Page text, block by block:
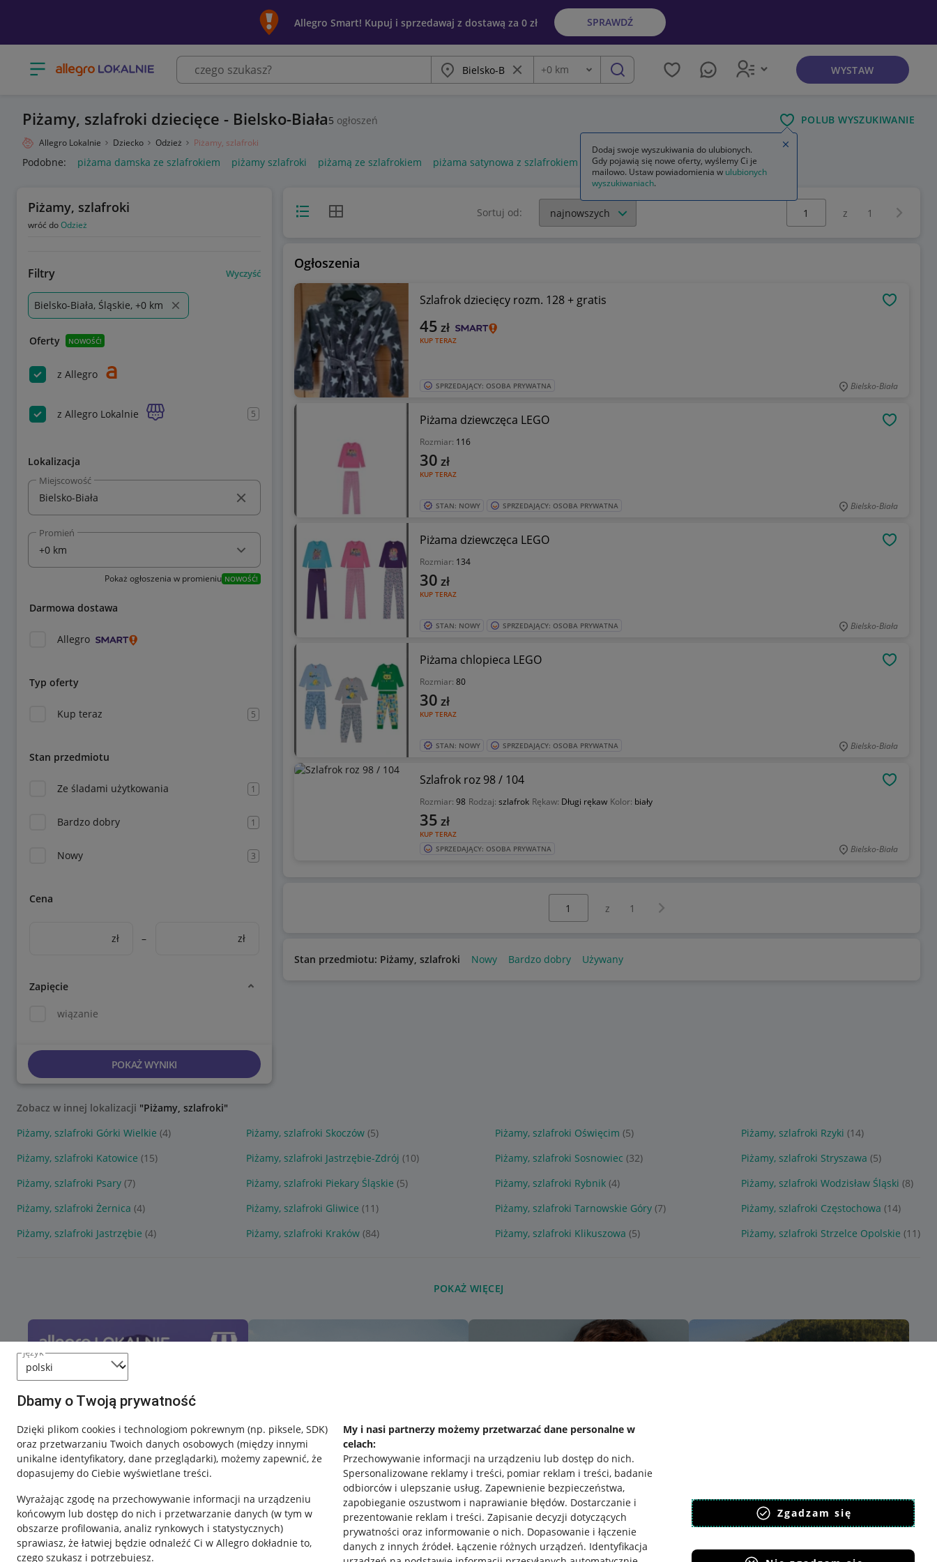
język
Dbamy o Twoją prywatność
Dzięki plikom cookies i technologiom pokrewnym (np. piksele, SDK)
oraz przetwarzaniu Twoich danych osobowych (między innymi
unikalne identyfikatory, dane przeglądarki), możemy zapewnić, że
dopasujemy do Ciebie wyświetlane treści.
Wyrażając zgodę na przechowywanie informacji na urządzeniu
końcowym lub dostęp do nich i przetwarzanie danych (w tym w
obszarze profilowania, analiz rynkowych i statystycznych)
sprawiasz, że łatwiej będzie odnaleźć Ci w Allegro dokładnie to,
czego szukasz i potrzebujesz.
My i nasi partnerzy możemy przetwarzać dane personalne w
celach:
Przechowywanie informacji na urządzeniu lub dostęp do nich.
Spersonalizowane reklamy i treści, pomiar reklam i treści, badanie
odbiorców i ulepszanie usług. Zapewnienie bezpieczeństwa,
zapobieganie oszustwom i naprawianie błędów. Dostarczanie i
prezentowanie reklam i treści. Zapisanie decyzji dotyczących
prywatności oraz informowanie o nich. Dopasowanie i łączenie
danych z innych źródeł. Łączenie różnych urządzeń. Identyfikacja
Zgadzam się
Allegro Smart! Kupuj i sprzedawaj z dostawą za 0 zł SPRAWDŹ
Otwórz menu z kategoriami Miasto Wyczyść frazę
Odległość
+0 km szukaj WYSTAW
Piżamy, szlafroki dziecięce - Bielsko-Biała5 ogłoszeń POLUB WYSZUKIWANIE
Allegro Lokalnie Dziecko Odzież Piżamy, szlafroki
Podobne: piżama damska ze szlafrokiem piżamy szlafroki piżamą ze szlafrokiem piżama satynowa z szlafrokiem piżama ciążowa ze szlafrokiem
Piżamy, szlafroki
wróć doOdzież
Filtry Wyczyść
Bielsko-Biała, Śląskie, +0 km
Oferty NOWOŚĆ!
z Allegro
z Allegro Lokalnie 5
Lokalizacja
Miejscowość
Promień
Pokaż ogłoszenia w promieniu NOWOŚĆ!
Darmowa dostawa
Allegro
Typ oferty
Kup teraz 5
Stan przedmiotu
Ze śladami użytkowania 1
Bardzo dobry 1
Nowy 3
Cena
zł – zł
Zapięcie
wiązanie
POKAŻ WYNIKI
Widok listyWidok siatki Sortuj od:
Wybierz stronę:
z 1
Ogłoszenia
Szlafrok dziecięcy rozm. 128 + gratis
KUP TERAZ
45 zł
SPRZEDAJĄCY: OSOBA PRYWATNA Bielsko-Biała
Piżama dziewczęca LEGO
Rozmiar: 116
KUP TERAZ
30 zł
STAN: NOWY SPRZEDAJĄCY: OSOBA PRYWATNA Bielsko-Biała
Piżama dziewczęca LEGO
Rozmiar: 134
KUP TERAZ
30 zł
STAN: NOWY SPRZEDAJĄCY: OSOBA PRYWATNA Bielsko-Biała
Piżama chlopieca LEGO
Rozmiar: 80
KUP TERAZ
30 zł
STAN: NOWY SPRZEDAJĄCY: OSOBA PRYWATNA Bielsko-Biała
Szlafrok roz 98 / 104
Rozmiar: 98 Rodzaj: szlafrok Rękaw: Długi rękaw Kolor: biały
KUP TERAZ
35 zł
SPRZEDAJĄCY: OSOBA PRYWATNA Bielsko-Biała
z 1 Następna strona
Stan przedmiotu: Piżamy, szlafroki Nowy Bardzo dobry Używany
Zobacz w innej lokalizacji "Piżamy, szlafroki"
Piżamy, szlafroki Górki Wielkie (4) Piżamy, szlafroki Skoczów (5) Piżamy, szlafroki Oświęcim (5) Piżamy, szlafroki Rzyki (14)
Piżamy, szlafroki Katowice (15) Piżamy, szlafroki Jastrzębie-Zdrój (10) Piżamy, szlafroki Sosnowiec (32) Piżamy, szlafroki Stryszawa (5)
Piżamy, szlafroki Psary (7) Piżamy, szlafroki Piekary Śląskie (5) Piżamy, szlafroki Rybnik (4) Piżamy, szlafroki Wodzisław Śląski (8)
Piżamy, szlafroki Żernica (4) Piżamy, szlafroki Gliwice (11) Piżamy, szlafroki Tarnowskie Góry (7) Piżamy, szlafroki Częstochowa (14)
Piżamy, szlafroki Jastrzębie (4) Piżamy, szlafroki Kraków (84) Piżamy, szlafroki Klikuszowa (5) Piżamy, szlafroki Strzelce Opolskie (11)
POKAŻ WIĘCEJ
Nawigacja
Dodaj swoje wyszukiwania do ulubionych.
Gdy pojawią się nowe oferty, wyślemy Ci je
mailowo. Ustaw powiadomienia w ulubionych
wyszukiwaniach.
Zamknij wskazówkę